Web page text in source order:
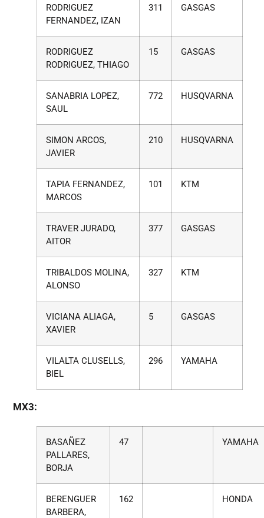
RODRIGUEZ
FERNANDEZ, IZAN
311 GASGAS
RODRIGUEZ
RODRIGUEZ, THIAGO
15 GASGAS
SANABRIA LOPEZ,
SAUL
772 HUSQVARNA
SIMON ARCOS,
JAVIER
210 HUSQVARNA
TAPIA FERNANDEZ,
MARCOS
101 KTM
TRAVER JURADO,
AITOR
377 GASGAS
TRIBALDOS MOLINA,
ALONSO
327 KTM
VICIANA ALIAGA,
XAVIER
5 GASGAS
VILALTA CLUSELLS,
BIEL
296 YAMAHA
MX3:
BASAÑEZ
PALLARES,
BORJA
47 YAMAHA
BERENGUER
BARBERA,
162 HONDA